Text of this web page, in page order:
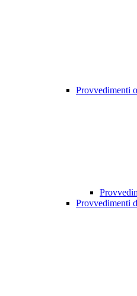
Provvedimenti
Provvedimenti